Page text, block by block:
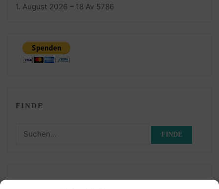
1. August 2026 – 18 Av 5786
FINDE
Suchen
KATEGORIEN